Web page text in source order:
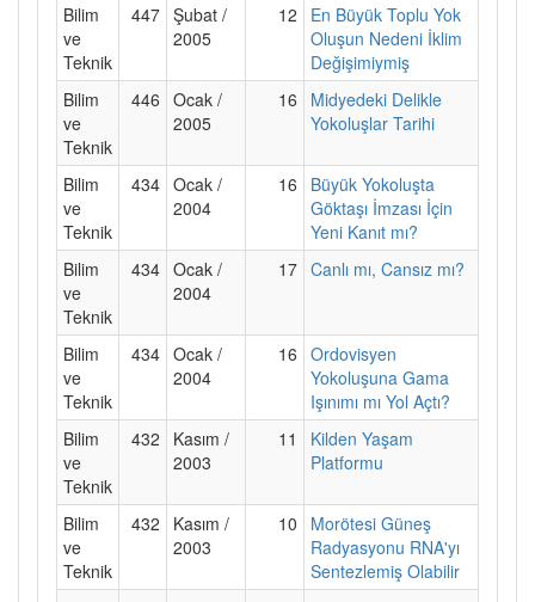
Bilim
ve
Teknik
447 Şubat /
2005
12
En Büyük Toplu Yok
Oluşun Nedeni İklim
Değişimiymiş
Bilim
ve
Teknik
446 Ocak /
2005
16
Midyedeki Delikle
Yokoluşlar Tarihi
Bilim
ve
Teknik
434 Ocak /
2004
16
Büyük Yokoluşta
Göktaşı İmzası İçin
Yeni Kanıt mı?
Bilim
ve
Teknik
434 Ocak /
2004
17 Canlı mı, Cansız mı?
Bilim
ve
Teknik
434 Ocak /
2004
16 Ordovisyen
Yokoluşuna Gama
Işınımı mı Yol Açtı?
Bilim
ve
Teknik
432
Kasım /
2003
11
Kilden Yaşam
Platformu
Bilim
ve
Teknik
432
Kasım /
2003
10
Morötesi Güneş
Radyasyonu RNA'yı
Sentezlemiş Olabilir